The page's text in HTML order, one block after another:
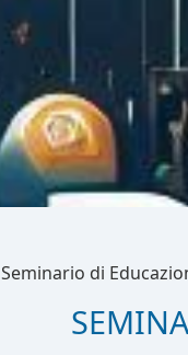
Seminario di